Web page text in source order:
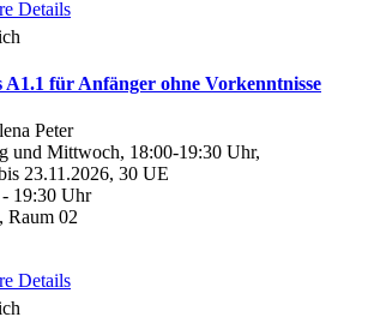
Details
A1.1 für Anfänger ohne Vorkenntnisse
Peter
und Mittwoch, 18:00-19:30 Uhr,
23.11.2026, 30 UE
19:30 Uhr
Raum 02
Details